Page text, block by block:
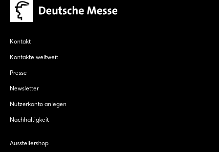
Kontakt
Kontakte weltweit
Presse
Newsletter
Nutzerkonto anlegen
Nachhaltigkeit
Ausstellershop